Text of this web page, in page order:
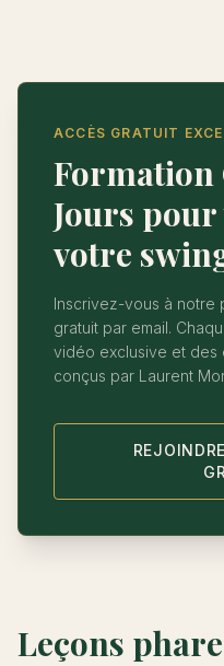
ACCÈS GRATUIT
Formation
Jours
votre
Inscrivez-vous à notre
gratuit par email.
vidéo exclusive et des
conçus par Laurent
Leçons